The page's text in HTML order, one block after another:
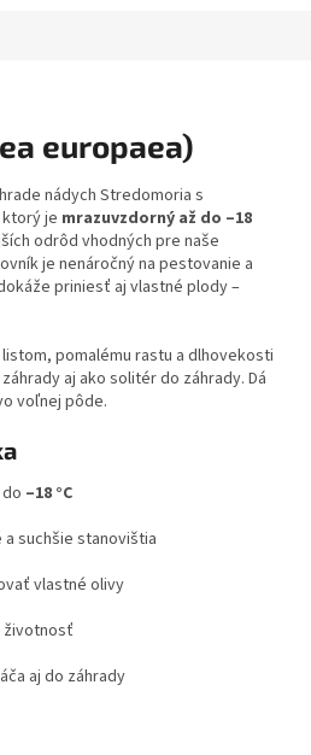
europaea)
nádych Stredomoria s
ktorý je mrazuvzdorný až do –18
odrôd vhodných pre naše
je nenáročný na pestovanie a
priniesť aj vlastné plody –
pomalému rastu a dlhovekosti
aj ako solitér do záhrady. Dá
voľnej pôde.
–18 °C
suchšie stanovištia
vlastné olivy
životnosť
aj do záhrady